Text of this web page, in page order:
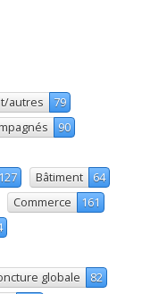
autres
79
90
Bâtiment
64
Commerce
161
globale
82